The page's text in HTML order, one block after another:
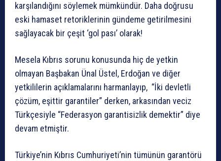
karşılandığını söylemek mümkündür. Daha doğrusu
eski hamaset retoriklerinin gündeme getirilmesini
sağlayacak bir çeşit ‘gol pası’ olarak!
Mesela Kıbrıs sorunu konusunda hiç de yetkin
olmayan Başbakan Ünal Üstel, Erdoğan ve diğer
yetkililerin açıklamalarını harmanlayıp, “İki devletli
çözüm, eşittir garantiler” derken, arkasından veciz
Türkçesiyle “Federasyon garantisizlik demektir” diye
devam etmiştir.
Türkiye’nin Kıbrıs Cumhuriyeti’nin tümünün garantörü